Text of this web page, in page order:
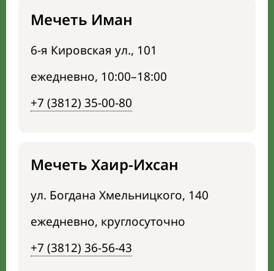
Мечеть Иман
6-я Кировская ул., 101
ежедневно, 10:00–18:00
+7 (3812) 35-00-80
Мечеть Хаир-Ихсан
ул. Богдана Хмельницкого, 140
ежедневно, круглосуточно
+7 (3812) 36-56-43